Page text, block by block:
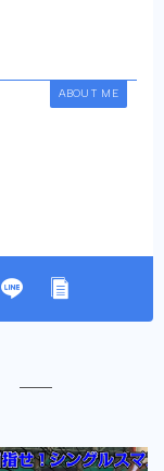
ABOUT ME